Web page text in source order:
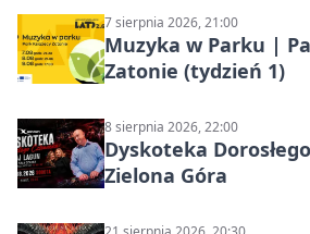
7 sierpnia 2026, 21:00
Muzyka w Parku |
Zatonie (tydzień 1)
8 sierpnia 2026, 22:00
Dyskoteka
Zielona Góra